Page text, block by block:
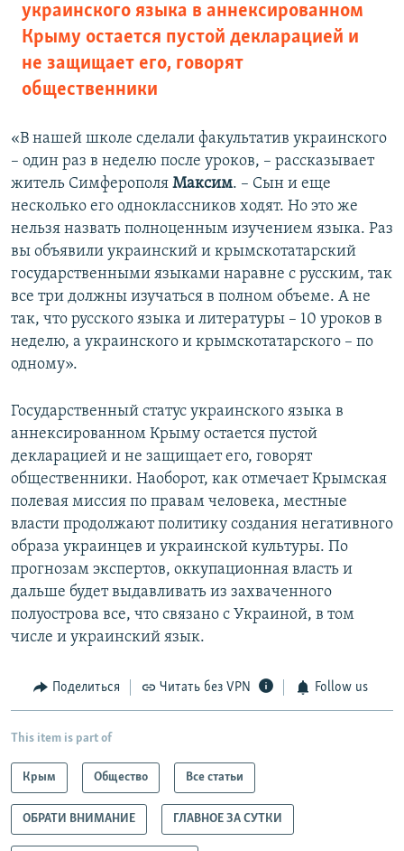
украинского языка в аннексированном
Крыму остается пустой декларацией и
не защищает его, говорят
общественники
«В нашей школе сделали факультатив украинского
– один раз в неделю после уроков, – рассказывает
житель Симферополя Максим. – Сын и еще
несколько его одноклассников ходят. Но это же
нельзя назвать полноценным изучением языка. Раз
вы объявили украинский и крымскотатарский
государственными языками наравне с русским, так
все три должны изучаться в полном объеме. А не
так, что русского языка и литературы – 10 уроков в
неделю, а украинского и крымскотатарского – по
одному».
Государственный статус украинского языка в
аннексированном Крыму остается пустой
декларацией и не защищает его, говорят
общественники. Наоборот, как отмечает Крымская
полевая миссия по правам человека, местные
власти продолжают политику создания негативного
образа украинцев и украинской культуры. По
прогнозам экспертов, оккупационная власть и
дальше будет выдавливать из захваченного
полуострова все, что связано с Украиной, в том
числе и украинский язык.
Поделиться Читать без VPN Follow us
This item is part of
Крым Общество Все статьи
ОБРАТИ ВНИМАНИЕ ГЛАВНОЕ ЗА СУТКИ